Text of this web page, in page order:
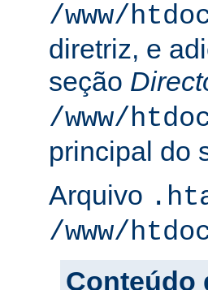
/www/
diretriz, e
seção
/www/
principal do
Arquivo
/www/
Conteúdo